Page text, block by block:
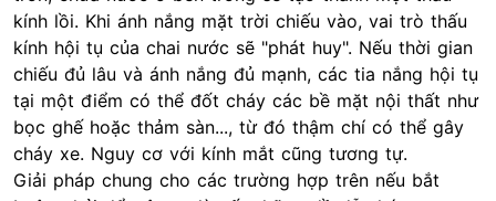
kính lồi. Khi ánh nắng mặt trời chiếu vào, vai trò thấu
kính hội tụ của chai nước sẽ "phát huy". Nếu thời gian
chiếu đủ lâu và ánh nắng đủ mạnh, các tia nắng hội tụ
tại một điểm có thể đốt cháy các bề mặt nội thất như
bọc ghế hoặc thảm sàn..., từ đó thậm chí có thể gây
cháy xe. Nguy cơ với kính mắt cũng tương tự.
Giải pháp chung cho các trường hợp trên nếu bắt